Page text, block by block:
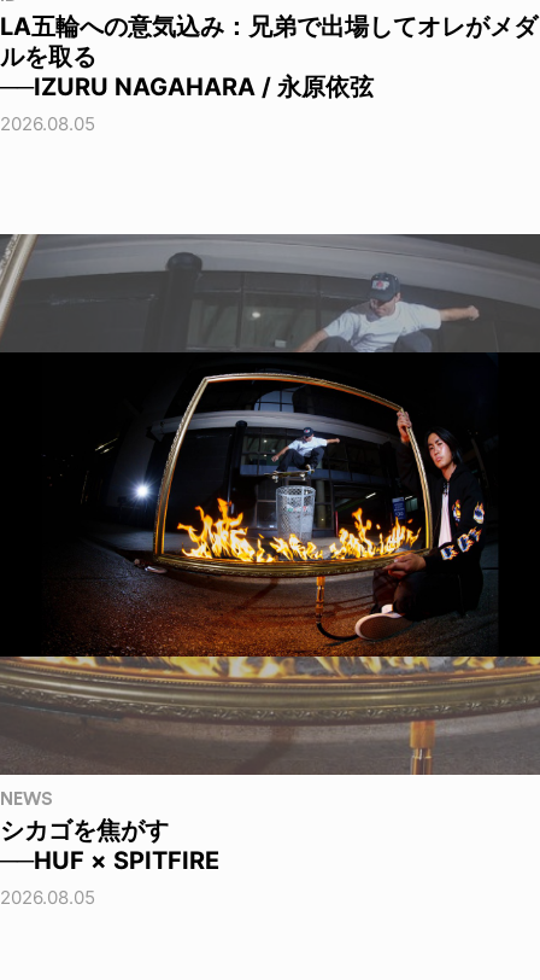
LA五輪への意気込み：兄弟で出場してオレがメダ
ルを取る
──IZURU NAGAHARA / 永原依弦
2026.08.05
NEWS
シカゴを焦がす
──HUF × SPITFIRE
2026.08.05